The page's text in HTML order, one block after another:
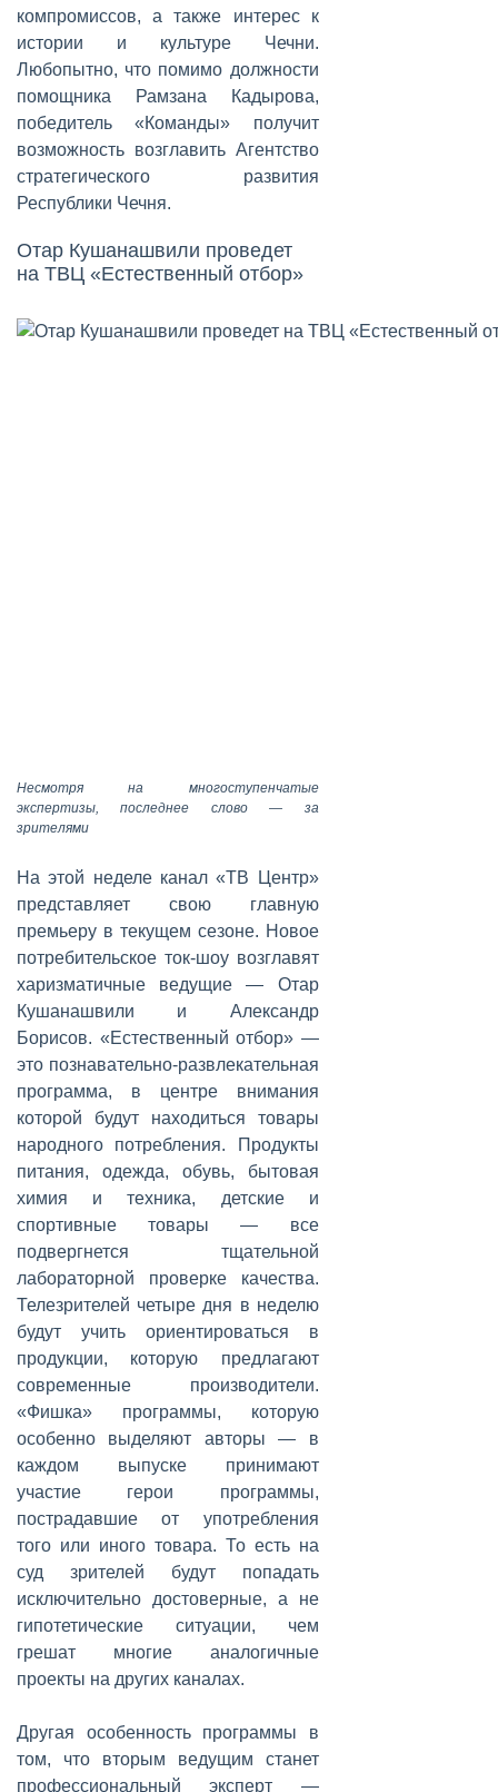
компромиссов, а также интерес к
истории и культуре Чечни.
Любопытно, что помимо должности
помощника Рамзана Кадырова,
победитель «Команды» получит
возможность возглавить Агентство
стратегического развития
Республики Чечня.
Отар Кушанашвили проведет
на ТВЦ «Естественный отбор»
Несмотря на многоступенчатые
экспертизы, последнее слово — за
зрителями
На этой неделе канал «ТВ Центр»
представляет свою главную
премьеру в текущем сезоне. Новое
потребительское ток-шоу возглавят
харизматичные ведущие — Отар
Кушанашвили и Александр
Борисов. «Естественный отбор» —
это познавательно-развлекательная
программа, в центре внимания
которой будут находиться товары
народного потребления. Продукты
питания, одежда, обувь, бытовая
химия и техника, детские и
спортивные товары — все
подвергнется тщательной
лабораторной проверке качества.
Телезрителей четыре дня в неделю
будут учить ориентироваться в
продукции, которую предлагают
современные производители.
«Фишка» программы, которую
особенно выделяют авторы — в
каждом выпуске принимают
участие герои программы,
пострадавшие от употребления
того или иного товара. То есть на
суд зрителей будут попадать
исключительно достоверные, а не
гипотетические ситуации, чем
грешат многие аналогичные
проекты на других каналах.
Другая особенность программы в
том, что вторым ведущим станет
профессиональный эксперт —